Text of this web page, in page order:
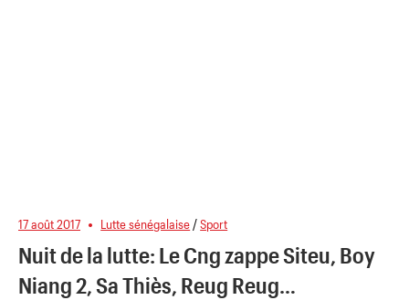
17 août 2017 Lutte sénégalaise /Sport
Nuit de la lutte: Le Cng zappe Siteu, Boy
Niang 2, Sa Thiès, Reug Reug…